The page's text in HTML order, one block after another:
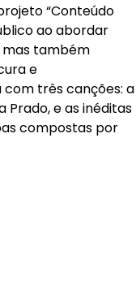
“Conteúdo
ao abordar
mas também
e
três canções: a
Prado, e as inéditas
compostas por